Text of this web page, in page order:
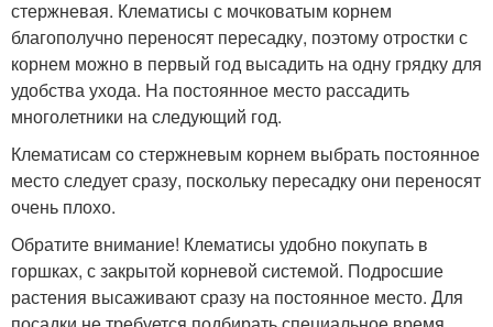
стержневая. Клематисы с мочковатым корнем
благополучно переносят пересадку, поэтому отростки с
корнем можно в первый год высадить на одну грядку для
удобства ухода. На постоянное место рассадить
многолетники на следующий год.
Клематисам со стержневым корнем выбрать постоянное
место следует сразу, поскольку пересадку они переносят
очень плохо.
Обратите внимание! Клематисы удобно покупать в
горшках, с закрытой корневой системой. Подросшие
растения высаживают сразу на постоянное место. Для